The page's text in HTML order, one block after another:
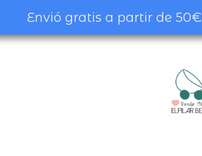
Envió gratis a partir de 50€